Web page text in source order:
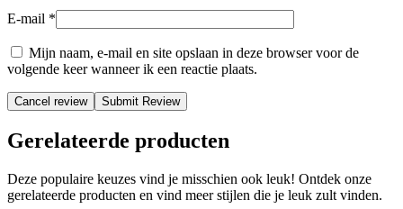
E-mail *
Mijn naam, e-mail en site opslaan in deze browser voor de
volgende keer wanneer ik een reactie plaats.
Cancel review
Gerelateerde producten
Deze populaire keuzes vind je misschien ook leuk! Ontdek onze
gerelateerde producten en vind meer stijlen die je leuk zult vinden.